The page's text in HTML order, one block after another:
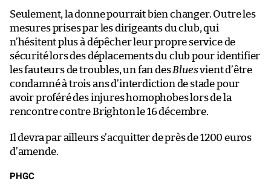
Seulement, la donne pourrait bien changer. Outre les
mesures prises par les dirigeants du club, qui
n’hésitent plus à dépêcher leur propre service de
sécurité lors des déplacements du club pour identifier
les fauteurs de troubles, un fan desBluesvient d’être
condamné à trois ans d’interdiction de stade pour
avoir proféré des injures homophobes lors de la
rencontre contre Brighton le 16 décembre.
Il devra par ailleurs s’acquitter de près de 1200 euros
d’amende.
PHGC